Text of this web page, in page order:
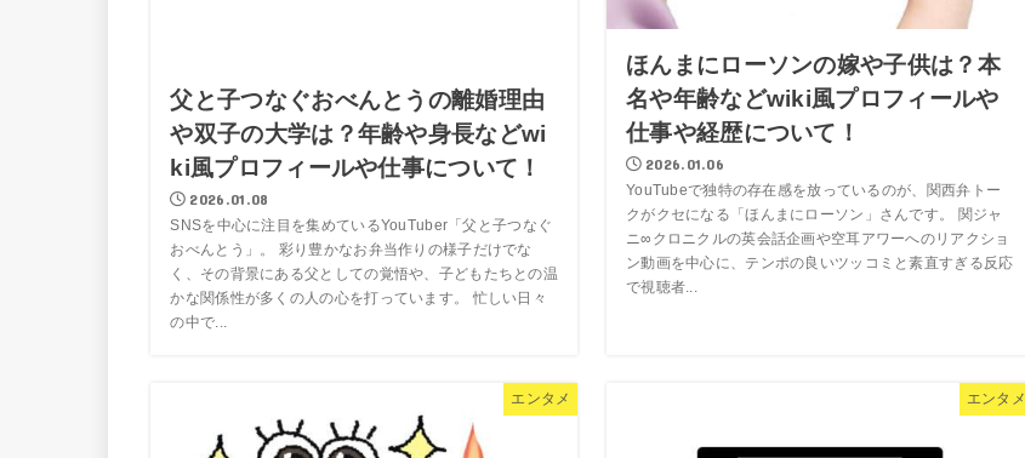
父と子つなぐおべんとうの離婚理由
や双子の大学は？年齢や身長などwi
ki風プロフィールや仕事について！
2026.01.08
SNSを中心に注目を集めているYouTuber「父と子つなぐ
おべんとう」。 彩り豊かなお弁当作りの様子だけでな
く、その背景にある父としての覚悟や、子どもたちとの温
かな関係性が多くの人の心を打っています。 忙しい日々
の中で...
ほんまにローソンの嫁や子供は？本
名や年齢などwiki風プロフィールや
仕事や経歴について！
2026.01.06
YouTubeで独特の存在感を放っているのが、関西弁トー
クがクセになる「ほんまにローソン」さんです。 関ジャ
ニ∞クロニクルの英会話企画や空耳アワーへのリアクショ
ン動画を中心に、テンポの良いツッコミと素直すぎる反応
で視聴者...
エンタメ エンタメ